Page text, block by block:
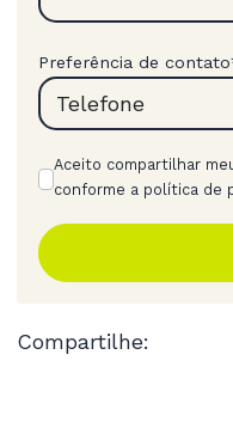
Preferência de contato
Aceito compartilhar
conforme a política de
Compartilhe: